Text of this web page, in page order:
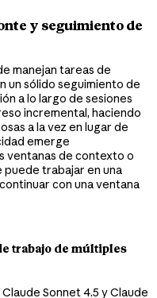
y seguimiento de
manejan tareas de
un sólido seguimiento de
a lo largo de sesiones
incremental, haciendo
a la vez en lugar de
emerge
ventanas de contexto o
trabajar en una
con una ventana
trabajo de múltiples
Sonnet 4.5 y Claude